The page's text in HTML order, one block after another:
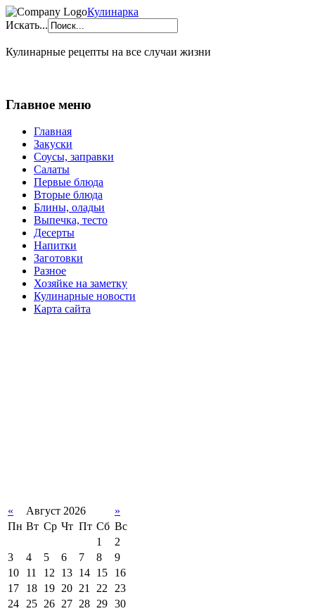
Кулинарка
Искать...
Кулинарные рецепты на все случаи жизни
Главное меню
Главная
Закуски
Соусы, заправки
Салаты
Первые блюда
Вторые блюда
Блины, оладьи
Выпечка, тесто
Десерты
Напитки
Заготовки
Разное
Хозяйке на заметку
Кулинарные новости
Карта сайта
« Август 2026
»
Пн Вт Ср Чт Пт Сб Вс
1
2
3
4 5 6 7 8
9
10
11 12 13 14 15
16
17
18 19 20 21 22 23
24 25 26 27 28 29 30